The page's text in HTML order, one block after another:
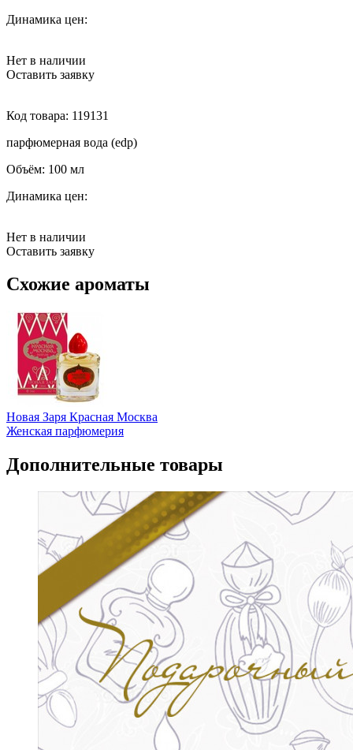
Динамика цен:
Нет в наличии
Оставить заявку
Код товара: 119131
парфюмерная вода (edp)
Объём: 100 мл
Динамика цен:
Нет в наличии
Оставить заявку
Схожие ароматы
Новая Заря Красная Москва
Женская парфюмерия
Дополнительные товары